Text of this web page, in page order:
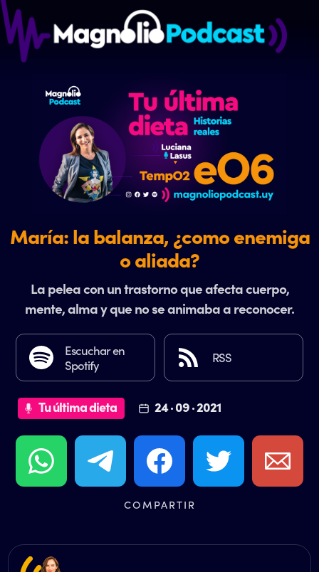
María: la balanza, ¿como enemiga
o aliada?
La pelea con un trastorno que afecta cuerpo,
mente, alma y que no se animaba a reconocer.
Escuchar en
Spotify
RSS
Tu última dieta 24 · 09 · 2021
COMPARTIR